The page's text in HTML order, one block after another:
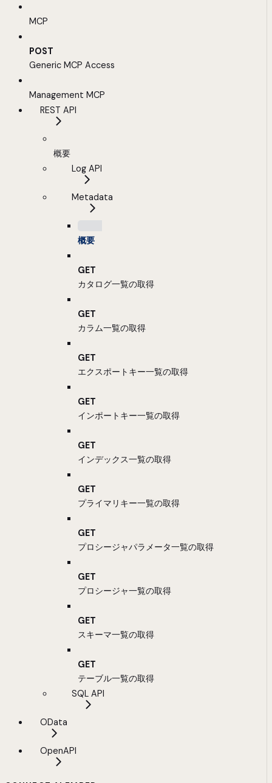
MCP
POST
Generic MCP Access
Management MCP
REST API
概要
Log API
Metadata
概要
GET
カタログ一覧の取得
GET
カラム一覧の取得
GET
エクスポートキー一覧の取得
GET
インポートキー一覧の取得
GET
インデックス一覧の取得
GET
プライマリキー一覧の取得
GET
プロシージャパラメータ一覧の取得
GET
プロシージャ一覧の取得
GET
スキーマ一覧の取得
GET
テーブル一覧の取得
SQL API
OData
OpenAPI